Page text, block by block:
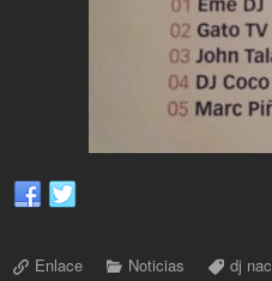
Enlace Noticias dj